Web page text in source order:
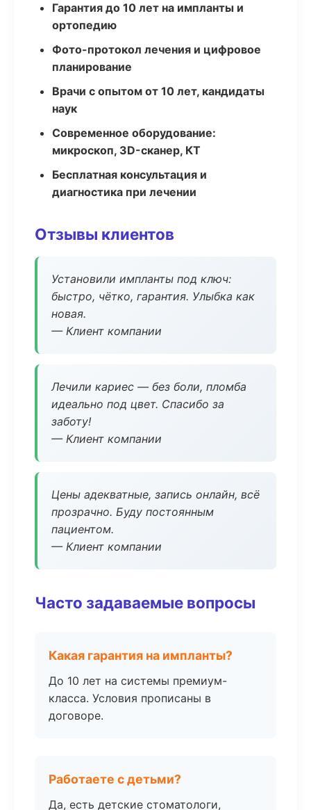
Гарантия до 10 лет на импланты и
ортопедию
Фото-протокол лечения и цифровое
планирование
Врачи с опытом от 10 лет, кандидаты
наук
Современное оборудование:
микроскоп, 3D-сканер, КТ
Бесплатная консультация и
диагностика при лечении
Отзывы клиентов
Установили импланты под ключ:
быстро, чётко, гарантия. Улыбка как
новая.
— Клиент компании
Лечили кариес — без боли, пломба
идеально под цвет. Спасибо за
заботу!
— Клиент компании
Цены адекватные, запись онлайн, всё
прозрачно. Буду постоянным
пациентом.
— Клиент компании
Часто задаваемые вопросы
Какая гарантия на импланты?
До 10 лет на системы премиум-
класса. Условия прописаны в
договоре.
Работаете с детьми?
Да, есть детские стоматологи,